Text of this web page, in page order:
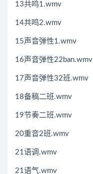
13共鸣1.wmv
14共鸣2.wmv
15声音弹性1.wmv
16声音弹性22ban.wmv
17声音弹性32班.wmv
18备稿二班.wmv
19节奏二班.wmv
20重音2班.wmv
21语调.wmv
21语气.wmv